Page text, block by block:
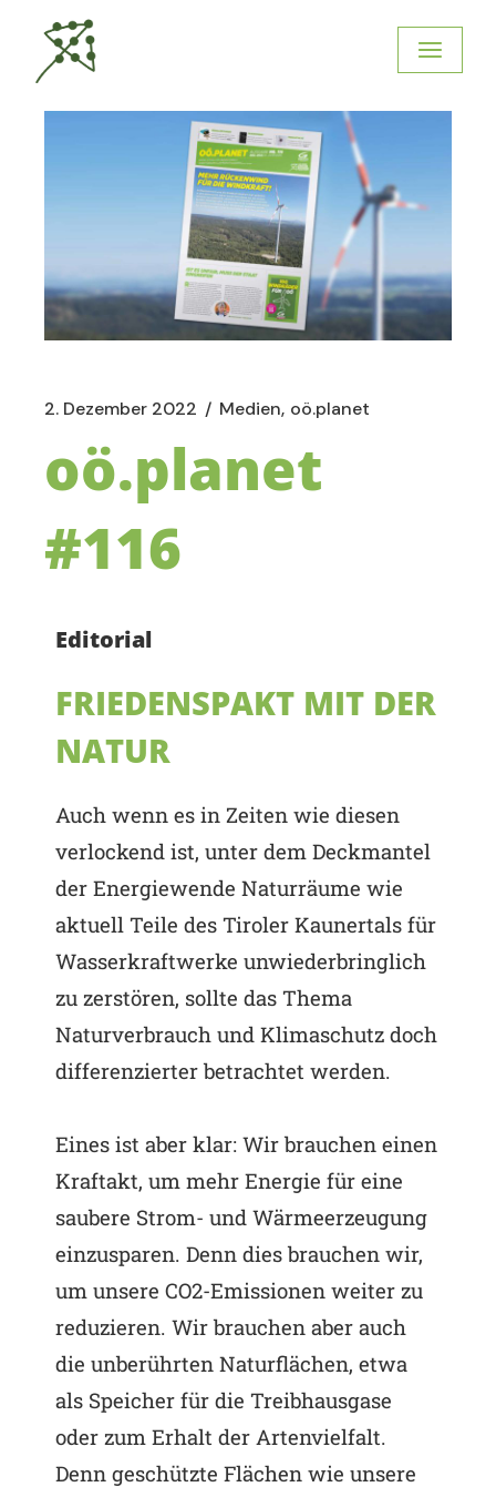
2. Dezember 2022 Medien oö.planet
oö.planet
#116
Editorial
FRIEDENSPAKT MIT DER
NATUR
Auch wenn es in Zeiten wie diesen
verlockend ist, unter dem Deckmantel
der Energiewende Naturräume wie
aktuell Teile des Tiroler Kaunertals für
Wasserkraftwerke unwiederbringlich
zu zerstören, sollte das Thema
Naturverbrauch und Klimaschutz doch
differenzierter betrachtet werden.
Eines ist aber klar: Wir brauchen einen
Kraftakt, um mehr Energie für eine
saubere Strom- und Wärmeerzeugung
einzusparen. Denn dies brauchen wir,
um unsere CO2-Emissionen weiter zu
reduzieren. Wir brauchen aber auch
die unberührten Naturflächen, etwa
als Speicher für die Treibhausgase
oder zum Erhalt der Artenvielfalt.
Denn geschützte Flächen wie unsere